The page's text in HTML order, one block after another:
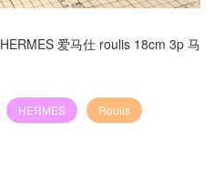
HERMES 爱马仕 roulis 18cm 3p 马
HERMES Roulis